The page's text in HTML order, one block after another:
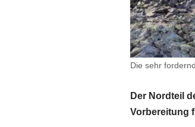
Die sehr
Der Nordteil
Vorbereitung